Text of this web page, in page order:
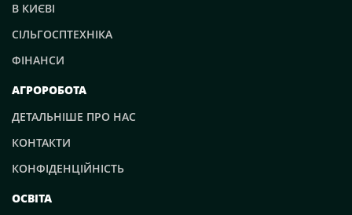
В КИЄВІ
СІЛЬГОСПТЕХНІКА
ФІНАНСИ
АГРОРОБОТА
ДЕТАЛЬНІШЕ ПРО НАС
КОНТАКТИ
КОНФІДЕНЦІЙНІСТЬ
ОСВІТА